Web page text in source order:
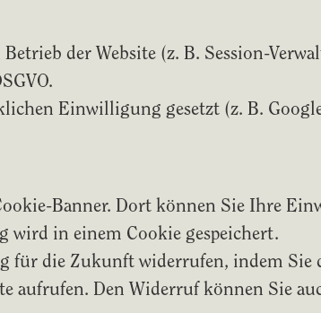
der Website (z. B. Session-
Einwilligung gesetzt (z. B.
Banner. Dort können Sie Ihre
wird in einem Cookie gespeichert.
die Zukunft widerrufen, indem Sie
aufrufen. Den Widerruf können Sie